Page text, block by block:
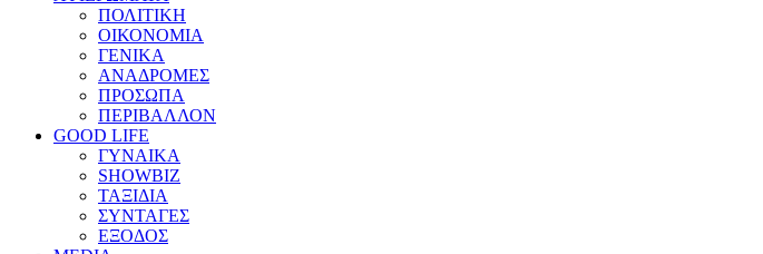
ΠΟΛΙΤΙΚΗ
ΟΙΚΟΝΟΜΙΑ
ΓΕΝΙΚΑ
ΑΝΑΔΡΟΜΕΣ
ΠΡΟΣΩΠΑ
ΠΕΡΙΒΑΛΛΟΝ
GOOD LIFE
ΓΥΝΑΙΚΑ
SHOWBIZ
ΤΑΞΙΔΙΑ
ΣΥΝΤΑΓΕΣ
ΕΞΟΔΟΣ